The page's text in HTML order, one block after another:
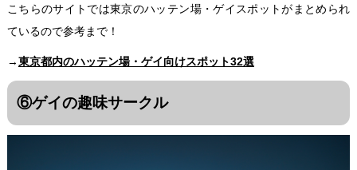
こちらのサイトでは東京のハッテン場・ゲイスポットがまとめられ
ているので参考まで！
→東京都内のハッテン場・ゲイ向けスポット32選
⑥ゲイの趣味サークル